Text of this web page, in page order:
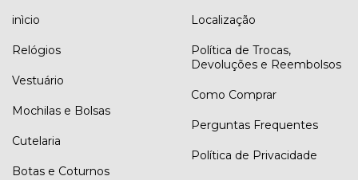
inìcio
Relógios
Vestuário
Mochilas e Bolsas
Cutelaria
Botas e Coturnos
Localização
Política de Trocas,
Devoluções e Reembolsos
Como Comprar
Perguntas Frequentes
Política de Privacidade